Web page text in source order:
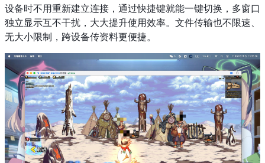
设备时不用重新建立连接，通过快捷键就能一键切换，多窗口
独立显示互不干扰，大大提升使用效率。文件传输也不限速、
无大小限制，跨设备传资料更便捷。